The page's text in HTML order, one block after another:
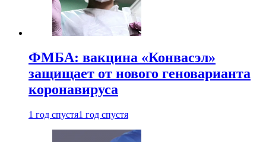
ФМБА: вакцина «Конвасэл»
защищает от нового геноварианта
коронавируса
1 год спустя1 год спустя